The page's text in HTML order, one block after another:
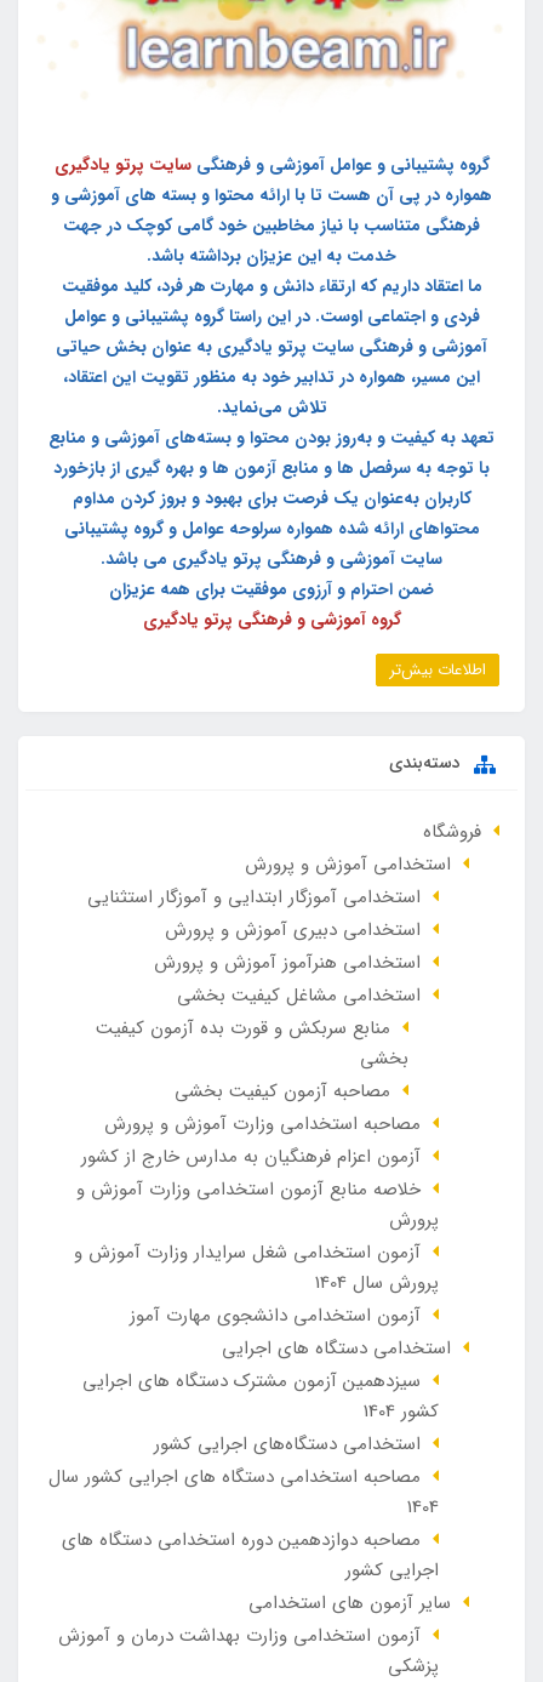
گروه پشتیبانی و عوامل آموزشی و فرهنگی سایت پرتو یادگیری
همواره در پی آن هست تا با ارائه محتوا و بسته های آموزشی و
فرهنگی متناسب با نیاز مخاطبین خود گامی کوچک در جهت
خدمت به این عزیزان برداشته باشد.
ما اعتقاد داریم که ارتقاء دانش و مهارت هر فرد، کلید موفقیت
فردی و اجتماعی اوست. در این راستا گروه پشتیبانی و عوامل
آموزشی و فرهنگی سایت پرتو یادگیری به عنوان بخش حیاتی
این مسیر، همواره در تدابیر خود به منظور تقویت این اعتقاد،
تلاش می‌نماید.
تعهد به کیفیت و به‌روز بودن محتوا و بسته‌های آموزشی و منابع
با توجه به سرفصل ها و منابع آزمون ها و بهره گیری از بازخورد
کاربران به‌عنوان یک فرصت برای بهبود و بروز کردن مداوم
محتواهای ارائه شده همواره سرلوحه عوامل و گروه پشتیبانی
سایت آموزشی و فرهنگی پرتو یادگیری می باشد.
ضمن احترام و آرزوی موفقیت برای همه عزیزان
گروه آموزشی و فرهنگی پرتو یادگیری
اطلاعات بیش‌تر
دسته‌بندی
فروشگاه
استخدامی آموزش و پرورش
استخدامی آموزگار ابتدایی و آموزگار استثنایی
استخدامی دبیری آموزش و پرورش
استخدامی هنرآموز آموزش و پرورش
استخدامی مشاغل کیفیت بخشی
منابع سربکش و قورت بده آزمون کیفیت
بخشی
مصاحبه آزمون کیفیت بخشی
مصاحبه استخدامی وزارت آموزش و پرورش
آزمون اعزام فرهنگیان به مدارس خارج از کشور
خلاصه منابع آزمون استخدامی وزارت آموزش و
پرورش
آزمون استخدامی شغل سرایدار وزارت آموزش و
پرورش سال 1404
آزمون استخدامی دانشجوی مهارت آموز
استخدامی دستگاه های اجرایی
سیزدهمین آزمون مشترک دستگاه های اجرایی
کشور 1404
استخدامی دستگاه‌های اجرایی کشور
مصاحبه استخدامی دستگاه های اجرایی کشور سال
1404
مصاحبه دوازدهمین دوره استخدامی دستگاه های
اجرایی کشور
سایر آزمون های استخدامی
آزمون استخدامی وزارت بهداشت درمان و آموزش
پزشکی